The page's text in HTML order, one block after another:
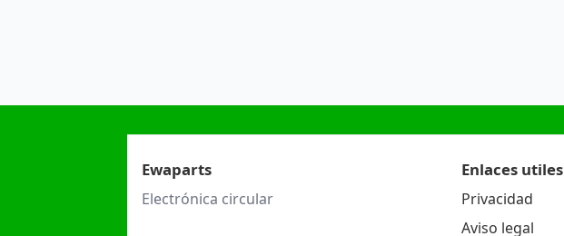
Ewaparts
Electrónica circular
Enlaces utiles
Privacidad
Aviso legal